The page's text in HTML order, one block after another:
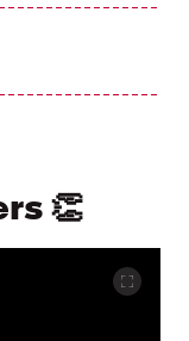
👏